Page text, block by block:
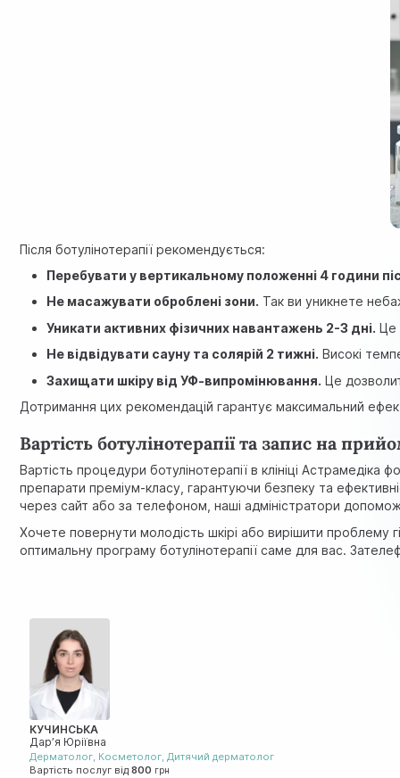
Після ботулінотерапії рекомендується:
Перебувати у вертикальному положенні 4 години
Не масажувати оброблені зони. Так ви уникнете
Уникати активних фізичних навантажень 2-3 дні. Це
Не відвідувати сауну та солярій 2 тижні. Високі
Захищати шкіру від УФ-випромінювання. Це
Дотримання цих рекомендацій гарантує максимальний
Вартість ботулінотерапії та запис на
Вартість процедури ботулінотерапії в клініці
препарати преміум-класу, гарантуючи безпеку та
через сайт або за телефоном, наші адміністратори
Хочете повернути молодість шкірі або вирішити проблему
оптимальну програму ботулінотерапії саме для вас.
КУЧИНСЬКА
Дар’я Юріївна
Дерматолог, Косметолог,Дитячий дерматолог
Вартість послуг від800